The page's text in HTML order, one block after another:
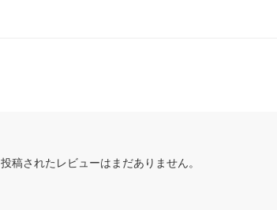
投稿されたレビューはまだありません。